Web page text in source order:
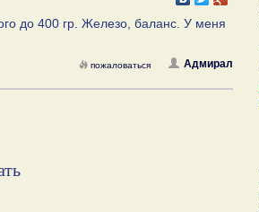
до 400 гр. Железо, баланс. У меня
Адмирал
пожаловаться